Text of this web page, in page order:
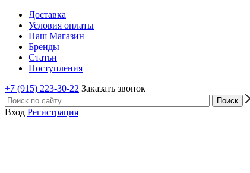
Доставка
Условия оплаты
Наш Магазин
Бренды
Статьи
Поступления
+7 (915) 223-30-22 Заказать звонок
Вход Регистрация